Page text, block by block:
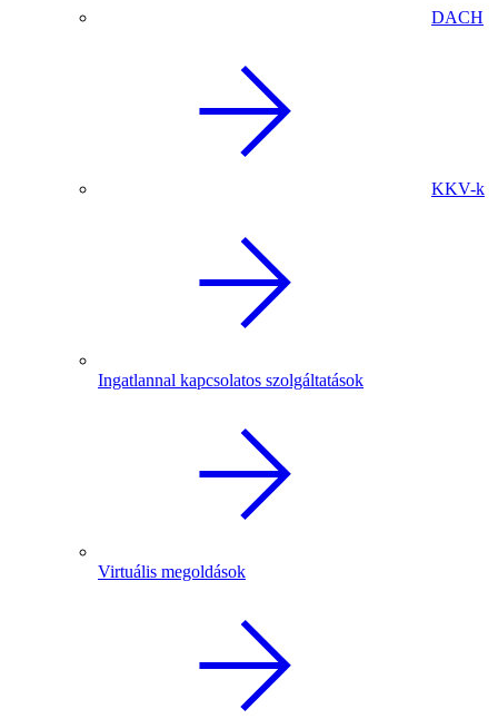
DACH
KKV-k
Ingatlannal kapcsolatos szolgáltatások
Virtuális megoldások